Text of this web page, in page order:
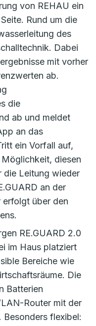
von REHAU ein
Rund um die
des
Dabei
mit vorher
ab.
die
ab und meldet
an das
ein Vorfall auf,
diesen
die Leitung wieder
an der
erfolgt über den
RE.GUARD 2.0
im Haus platziert
Bereiche wie
Die
Batterien
Router mit der
Besonders flexibel: